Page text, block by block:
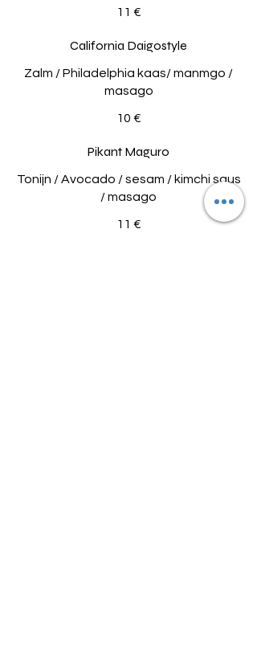
11 €
California Daigostyle
Zalm / Philadelphia kaas/ manmgo /
masago
10 €
Pikant Maguro
Tonijn / Avocado / sesam / kimchi saus
/ masago
11 €